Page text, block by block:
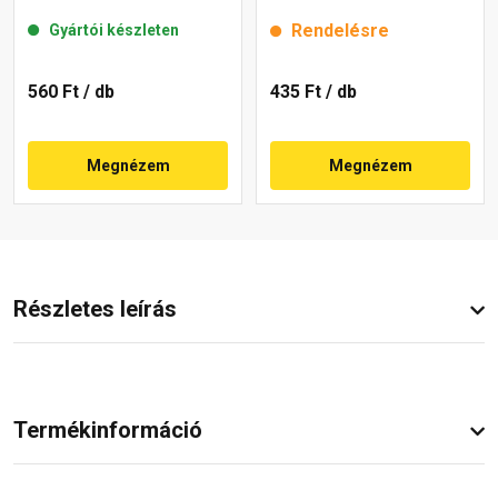
Gyártói készleten
560 Ft / db
Megnézem
Rendelésre
435 Ft / db
Megnézem
Részletes leírás
Termékinformáció